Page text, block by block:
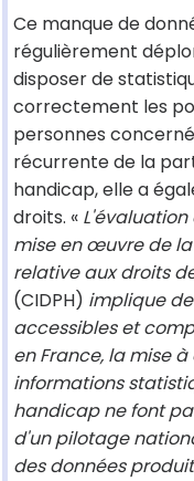
Ce manque de
régulièrement
disposer de
correctement les
personnes
récurrente de la
handicap, elle a
droits. «
mise en œuvre de
relative aux droits
(CIDPH) implique
accessibles et
en France, la mise
informations
handicap ne font
d'un pilotage
des données